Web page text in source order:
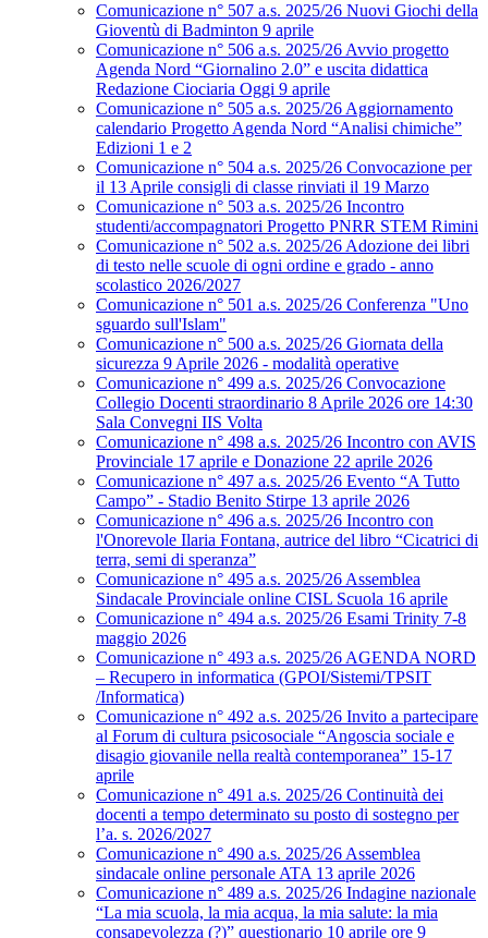
Comunicazione n° 507 a.s. 2025/26 Nuovi Giochi della
Gioventù di Badminton 9 aprile
Comunicazione n° 506 a.s. 2025/26 Avvio progetto
Agenda Nord “Giornalino 2.0” e uscita didattica
Redazione Ciociaria Oggi 9 aprile
Comunicazione n° 505 a.s. 2025/26 Aggiornamento
calendario Progetto Agenda Nord “Analisi chimiche”
Edizioni 1 e 2
Comunicazione n° 504 a.s. 2025/26 Convocazione per
il 13 Aprile consigli di classe rinviati il 19 Marzo
Comunicazione n° 503 a.s. 2025/26 Incontro
studenti/accompagnatori Progetto PNRR STEM Rimini
Comunicazione n° 502 a.s. 2025/26 Adozione dei libri
di testo nelle scuole di ogni ordine e grado - anno
scolastico 2026/2027
Comunicazione n° 501 a.s. 2025/26 Conferenza "Uno
sguardo sull'Islam"
Comunicazione n° 500 a.s. 2025/26 Giornata della
sicurezza 9 Aprile 2026 - modalità operative
Comunicazione n° 499 a.s. 2025/26 Convocazione
Collegio Docenti straordinario 8 Aprile 2026 ore 14:30
Sala Convegni IIS Volta
Comunicazione n° 498 a.s. 2025/26 Incontro con AVIS
Provinciale 17 aprile e Donazione 22 aprile 2026
Comunicazione n° 497 a.s. 2025/26 Evento “A Tutto
Campo” - Stadio Benito Stirpe 13 aprile 2026
Comunicazione n° 496 a.s. 2025/26 Incontro con
l'Onorevole Ilaria Fontana, autrice del libro “Cicatrici di
terra, semi di speranza”
Comunicazione n° 495 a.s. 2025/26 Assemblea
Sindacale Provinciale online CISL Scuola 16 aprile
Comunicazione n° 494 a.s. 2025/26 Esami Trinity 7-8
maggio 2026
Comunicazione n° 493 a.s. 2025/26 AGENDA NORD
– Recupero in informatica (GPOI/Sistemi/TPSIT
/Informatica)
Comunicazione n° 492 a.s. 2025/26 Invito a partecipare
al Forum di cultura psicosociale “Angoscia sociale e
disagio giovanile nella realtà contemporanea” 15-17
aprile
Comunicazione n° 491 a.s. 2025/26 Continuità dei
docenti a tempo determinato su posto di sostegno per
l’a. s. 2026/2027
Comunicazione n° 490 a.s. 2025/26 Assemblea
sindacale online personale ATA 13 aprile 2026
Comunicazione n° 489 a.s. 2025/26 Indagine nazionale
“La mia scuola, la mia acqua, la mia salute: la mia
consapevolezza (?)” questionario 10 aprile ore 9